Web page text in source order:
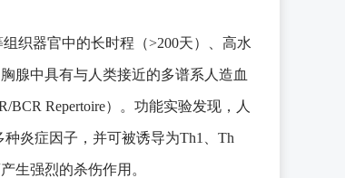
织器官中的长时程（>200天）、高水
腺中具有与人类接近的多谱系人造血
Repertoire）。功能实验发现，人
炎症因子，并可被诱导为Th1、Th
生强烈的杀伤作用。